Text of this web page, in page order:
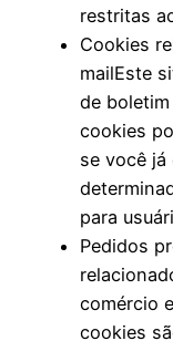
restritas
Cookies
mailEste
de
cookies
se você
para
Pedidos
comércio
cookies